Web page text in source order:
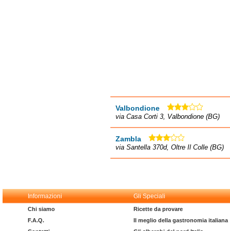
Valbondione
via Casa Corti 3, Valbondione (BG)
Zambla
via Santella 370d, Oltre Il Colle (BG)
Informazioni Gli Speciali
Chi siamo
F.A.Q.
Ricette da provare
Il meglio della gastronomia italiana